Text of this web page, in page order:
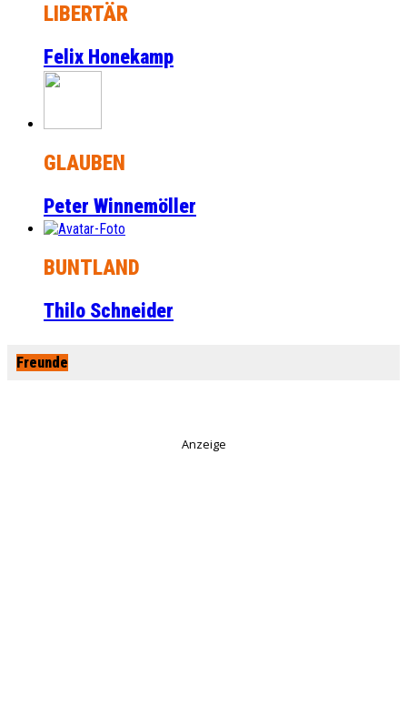
LIBERTÄR
Felix Honekamp
GLAUBEN
Peter Winnemöller
BUNTLAND
Thilo Schneider
Freunde
Anzeige